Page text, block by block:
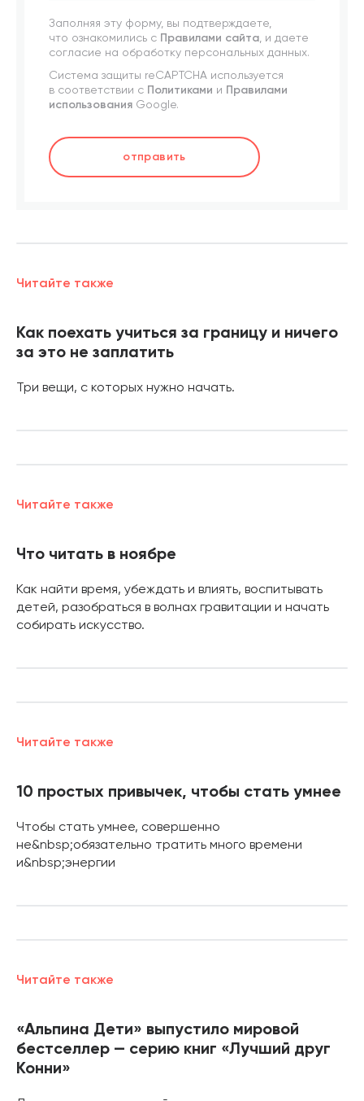
Заполняя эту форму, вы подтверждаете,
что ознакомились с Правилами сайта , и даете
согласие на обработку персональных данных.
Система защиты reCAPTCHA используется
в соответствии с Политиками и Правилами
использования Google.
отправить
Читайте также
Как поехать учиться за границу и ничего
за это не заплатить
Три вещи, с которых нужно начать.
Читайте также
Что читать в ноябре
Как найти время, убеждать и влиять, воспитывать
детей, разобраться в волнах гравитации и начать
собирать искусство.
Читайте также
10 простых привычек, чтобы стать умнее
Чтобы стать умнее, совершенно
не&nbsp;обязательно тратить много времени
и&nbsp;энергии
Читайте также
«Альпина Дети» выпустило мировой
бестселлер — серию книг «Лучший друг
Конни»